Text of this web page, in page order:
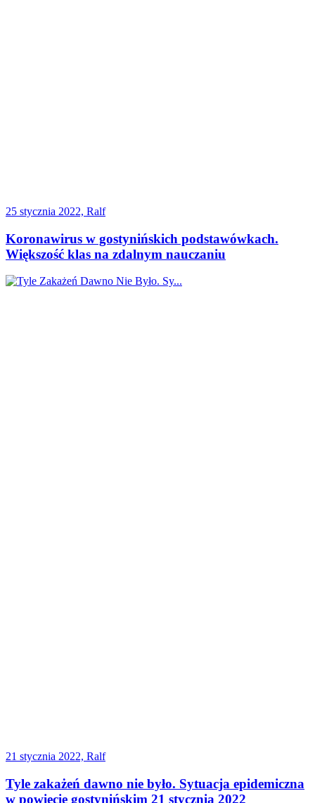
25 stycznia 2022, Ralf
Koronawirus w gostynińskich podstawówkach.
Większość klas na zdalnym nauczaniu
21 stycznia 2022, Ralf
Tyle zakażeń dawno nie było. Sytuacja epidemiczna
w powiecie gostynińskim 21 stycznia 2022